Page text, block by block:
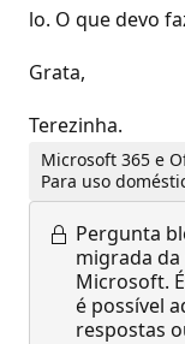
lo. O que devo
Grata,
Terezinha.
Microsoft 365 e
Para uso
Pergunta
migrada
Microsoft.
é possível
respostas